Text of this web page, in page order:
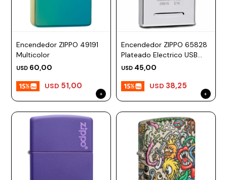
Encendedor ZIPPO 49191
Multicolor
USD 60,00
USD 51,00
Encendedor ZIPPO 65828
Plateado Electrico USB
Recargable
USD 45,00
USD 38,25